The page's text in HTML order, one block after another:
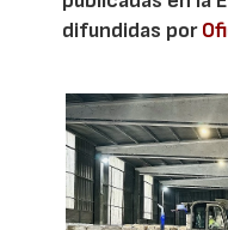
difundidas por